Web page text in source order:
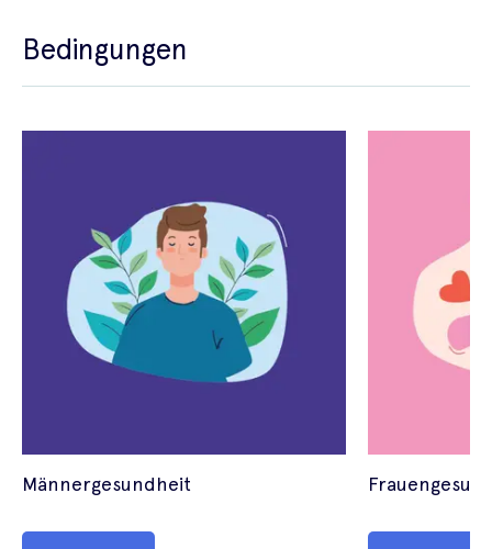
Bedingungen
Männergesundheit